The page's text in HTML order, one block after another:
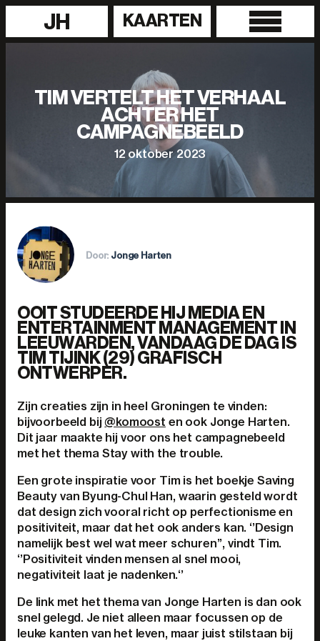
JH KAARTEN
TIM VERTELT HET VERHAAL
ACHTER HET
CAMPAGNEBEELD
12 oktober 2023
Door: Jonge Harten
OOIT STUDEERDE HIJ MEDIA EN
ENTERTAINMENT MANAGEMENT IN
LEEUWARDEN, VANDAAG DE DAG IS
TIM TIJINK (29) GRAFISCH
ONTWERPER.
Zijn creaties zijn in heel Groningen te vinden:
bijvoorbeeld bij@komoost en ook Jonge Harten.
Dit jaar maakte hij voor ons het campagnebeeld
met het thema Stay with the trouble.
Een grote inspiratie voor Tim is het boekje Saving
Beauty van Byung-Chul Han, waarin gesteld wordt
dat design zich vooral richt op perfectionisme en
positiviteit, maar dat het ook anders kan. ‘’Design
namelijk best wel wat meer schuren’’, vindt Tim.
‘’Positiviteit vinden mensen al snel mooi,
negativiteit laat je nadenken.‘’
De link met het thema van Jonge Harten is dan ook
snel gelegd. Je niet alleen maar focussen op de
leuke kanten van het leven, maar juist stilstaan bij